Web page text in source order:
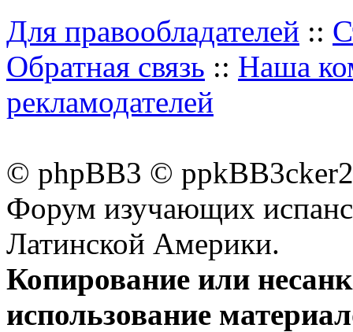
Для правообладателей ::
Обратная связь :: Наша
рекламодателей
© phpBB3 ©
Форум изучающих
Латинской Америки.
Копирование или
использование